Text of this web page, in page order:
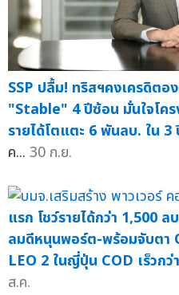
SSP ปลื้ม! ทริสฯคงเครดิต
"Stable" 4 ปีซ้อน มั่นใจโคร
รายได้โตแตะ 6 พันลบ. ใน 3
ค... 30 ก.ย.
แรก โชว์รายได้กว่า 1,500
ลมดีหนุนพอร์ต-พร้อมจับตา
LEO 2 ในญี่ปุ่น COD เร็วก
ส.ค.